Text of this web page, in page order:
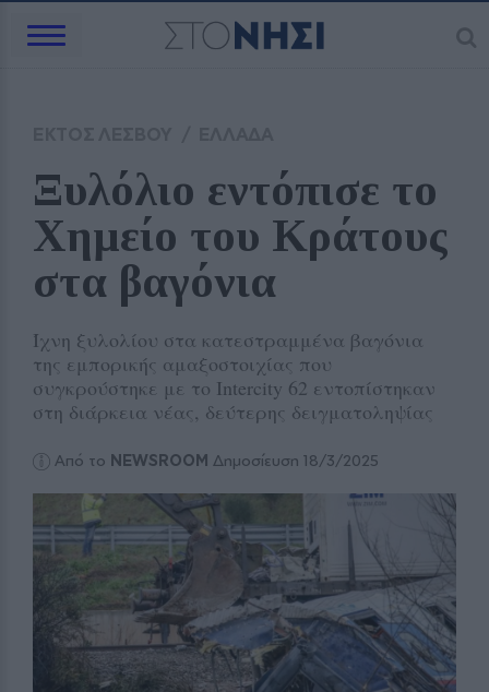
Ξυλόλιο εντόπισε το
Χημείο του Κράτους
στα βαγόνια
Ίχνη ξυλολίου στα κατεστραμμένα βαγόνια
της εμπορικής αμαξοστοιχίας που
συγκρούστηκε με το Intercity 62 εντοπίστηκαν
στη διάρκεια νέας, δεύτερης δειγματοληψίας
Από το NEWSROOM Δημοσίευση 18/3/2025